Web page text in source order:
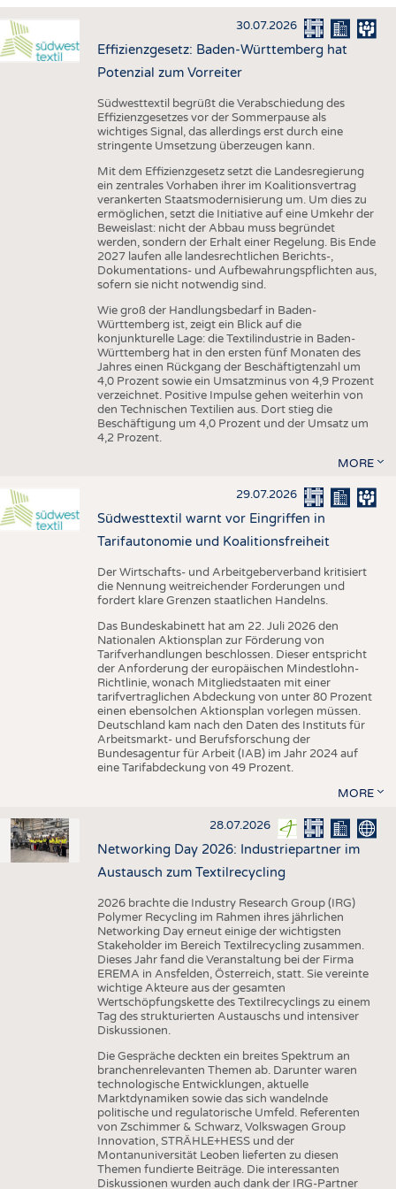
HAUS- UND HEIMTEXTILIEN
BEKLEIDUNG
AUSSCHREIBUNGEN
DTV AUSSCHREIBUNGSDIENST
STATISTICS
ADRESSEN & LINKS
PUBLIKATIONEN
TERMINE
BRANCHENTERMINE
30.07.2026
Effizienzgesetz: Baden-Württemberg hat
Potenzial zum Vorreiter
Südwesttextil begrüßt die Verabschiedung des
Effizienzgesetzes vor der Sommerpause als
wichtiges Signal, das allerdings erst durch eine
stringente Umsetzung überzeugen kann.
Mit dem Effizienzgesetz setzt die Landesregierung
ein zentrales Vorhaben ihrer im Koalitionsvertrag
verankerten Staatsmodernisierung um. Um dies zu
ermöglichen, setzt die Initiative auf eine Umkehr der
Beweislast: nicht der Abbau muss begründet
werden, sondern der Erhalt einer Regelung. Bis Ende
2027 laufen alle landesrechtlichen Berichts-,
Dokumentations- und Aufbewahrungspflichten aus,
sofern sie nicht notwendig sind.
Wie groß der Handlungsbedarf in Baden-
Württemberg ist, zeigt ein Blick auf die
konjunkturelle Lage: die Textilindustrie in Baden-
Württemberg hat in den ersten fünf Monaten des
Jahres einen Rückgang der Beschäftigtenzahl um
4,0 Prozent sowie ein Umsatzminus von 4,9 Prozent
verzeichnet. Positive Impulse gehen weiterhin von
den Technischen Textilien aus. Dort stieg die
Beschäftigung um 4,0 Prozent und der Umsatz um
4,2 Prozent.
MORE
29.07.2026
Südwesttextil warnt vor Eingriffen in
Tarifautonomie und Koalitionsfreiheit
Der Wirtschafts- und Arbeitgeberverband kritisiert
die Nennung weitreichender Forderungen und
fordert klare Grenzen staatlichen Handelns.
Das Bundeskabinett hat am 22. Juli 2026 den
Nationalen Aktionsplan zur Förderung von
Tarifverhandlungen beschlossen. Dieser entspricht
der Anforderung der europäischen Mindestlohn-
Richtlinie, wonach Mitgliedstaaten mit einer
tarifvertraglichen Abdeckung von unter 80 Prozent
einen ebensolchen Aktionsplan vorlegen müssen.
Deutschland kam nach den Daten des Instituts für
Arbeitsmarkt- und Berufsforschung der
Bundesagentur für Arbeit (IAB) im Jahr 2024 auf
eine Tarifabdeckung von 49 Prozent.
MORE
28.07.2026
Networking Day 2026: Industriepartner im
Austausch zum Textilrecycling
2026 brachte die Industry Research Group (IRG)
Polymer Recycling im Rahmen ihres jährlichen
Networking Day erneut einige der wichtigsten
Stakeholder im Bereich Textilrecycling zusammen.
Dieses Jahr fand die Veranstaltung bei der Firma
EREMA in Ansfelden, Österreich, statt. Sie vereinte
wichtige Akteure aus der gesamten
Wertschöpfungskette des Textilrecyclings zu einem
Tag des strukturierten Austauschs und intensiver
Diskussionen.
Die Gespräche deckten ein breites Spektrum an
branchenrelevanten Themen ab. Darunter waren
technologische Entwicklungen, aktuelle
Marktdynamiken sowie das sich wandelnde
politische und regulatorische Umfeld. Referenten
von Zschimmer & Schwarz, Volkswagen Group
Innovation, STRÄHLE+HESS und der
Montanuniversität Leoben lieferten zu diesen
Themen fundierte Beiträge. Die interessanten
Diskussionen wurden auch dank der IRG-Partner